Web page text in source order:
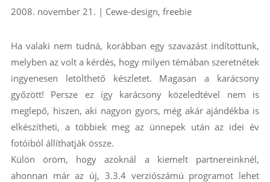
2008. november 21. | Cewe-design, freebie
Ha valaki nem tudná, korábban egy szavazást indítottunk,
melyben az volt a kérdés, hogy milyen témában szeretnétek
ingyenesen letölthető készletet. Magasan a karácsony
győzött! Persze ez így karácsony közeledtével nem is
meglepő, hiszen, aki nagyon gyors, még akár ajándékba is
elkészítheti, a többiek meg az ünnepek után az idei év
fotóiból állíthatják össze.
Külön öröm, hogy azoknál a kiemelt partnereinknél,
ahonnan már az új, 3.3.4 verziószámú programot lehet